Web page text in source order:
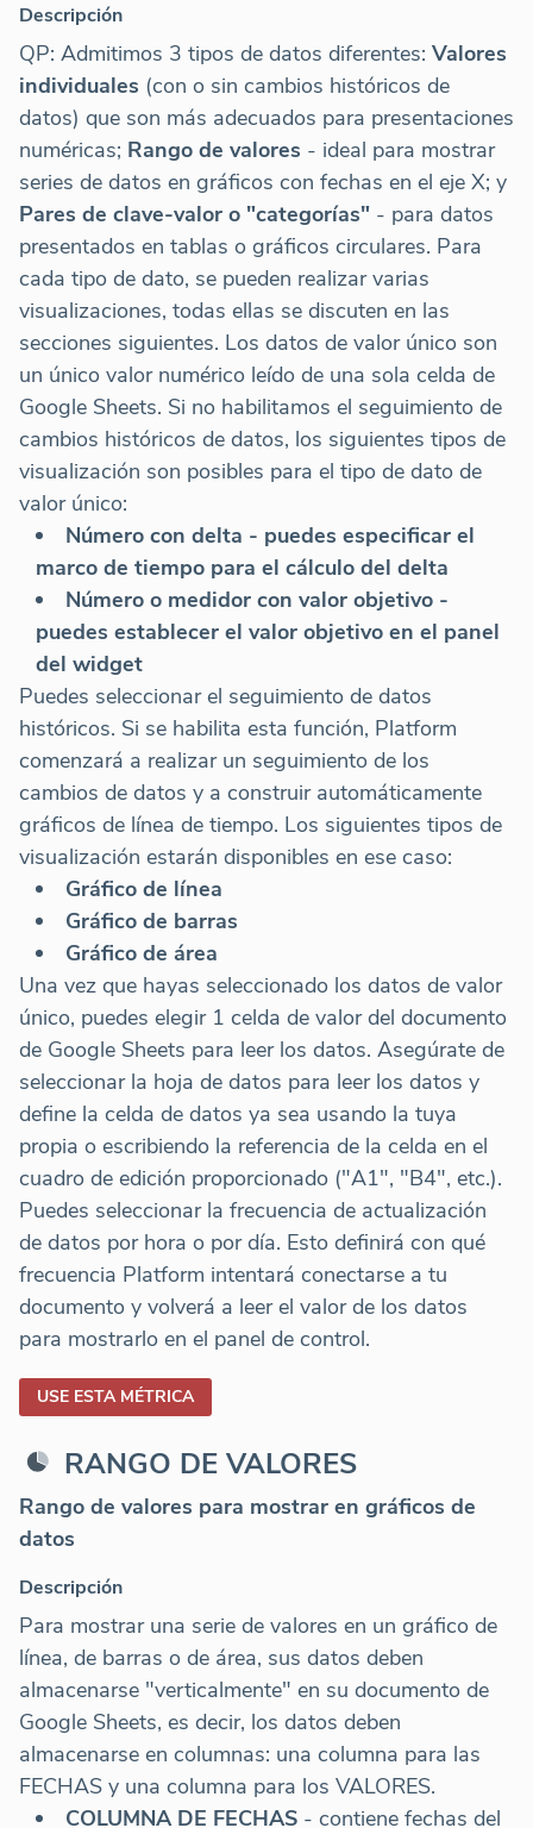
Descripción
QP: Admitimos 3 tipos de datos diferentes: Valores
individuales (con o sin cambios históricos de
datos) que son más adecuados para presentaciones
numéricas; Rango de valores - ideal para mostrar
series de datos en gráficos con fechas en el eje X; y
Pares de clave-valor o "categorías" - para datos
presentados en tablas o gráficos circulares. Para
cada tipo de dato, se pueden realizar varias
visualizaciones, todas ellas se discuten en las
secciones siguientes. Los datos de valor único son
un único valor numérico leído de una sola celda de
Google Sheets. Si no habilitamos el seguimiento de
cambios históricos de datos, los siguientes tipos de
visualización son posibles para el tipo de dato de
valor único:
Número con delta - puedes especificar el
marco de tiempo para el cálculo del delta
Número o medidor con valor objetivo -
puedes establecer el valor objetivo en el panel
del widget
Puedes seleccionar el seguimiento de datos
históricos. Si se habilita esta función, Platform
comenzará a realizar un seguimiento de los
cambios de datos y a construir automáticamente
gráficos de línea de tiempo. Los siguientes tipos de
visualización estarán disponibles en ese caso:
Gráfico de línea
Gráfico de barras
Gráfico de área
Una vez que hayas seleccionado los datos de valor
único, puedes elegir 1 celda de valor del documento
de Google Sheets para leer los datos. Asegúrate de
seleccionar la hoja de datos para leer los datos y
define la celda de datos ya sea usando la tuya
propia o escribiendo la referencia de la celda en el
cuadro de edición proporcionado ("A1", "B4", etc.).
Puedes seleccionar la frecuencia de actualización
de datos por hora o por día. Esto definirá con qué
frecuencia Platform intentará conectarse a tu
documento y volverá a leer el valor de los datos
para mostrarlo en el panel de control.
USE ESTA MÉTRICA
RANGO DE VALORES
Rango de valores para mostrar en gráficos de
datos
Descripción
Para mostrar una serie de valores en un gráfico de
línea, de barras o de área, sus datos deben
almacenarse "verticalmente" en su documento de
Google Sheets, es decir, los datos deben
almacenarse en columnas: una columna para las
FECHAS y una columna para los VALORES.
COLUMNA DE FECHAS - contiene fechas del